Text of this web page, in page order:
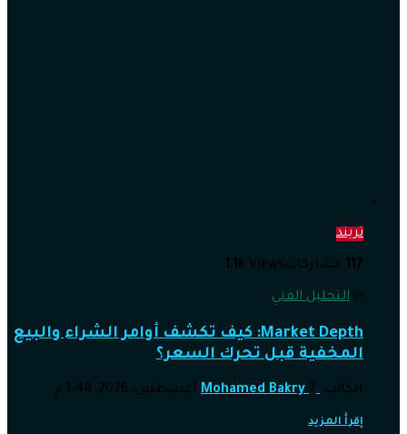
تريند
117 مشاركات 1.1k Views
in التحليل الفني
Market Depth: كيف تكشف أوامر الشراء والبيع
المخفية قبل تحرك السعر؟
الكاتب Mohamed Bakry 7 أغسطس، 2026, 1:48 م
إقرأ المزيد